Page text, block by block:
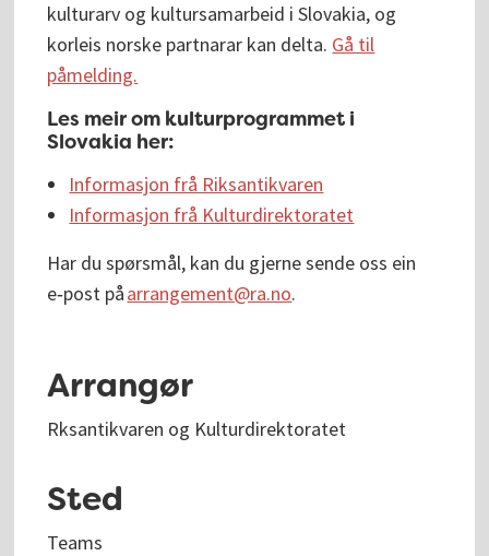
kulturarv og kultursamarbeid i Slovakia, og
korleis norske partnarar kan delta. Gå til
påmelding.
Les meir om kulturprogrammet i
Slovakia her:
Informasjon frå Riksantikvaren
Informasjon frå Kulturdirektoratet
Har du spørsmål, kan du gjerne sende oss ein
e‑post påarrangement@ra.no.
Arrangør
Rksantikvaren og Kulturdirektoratet
Sted
Teams